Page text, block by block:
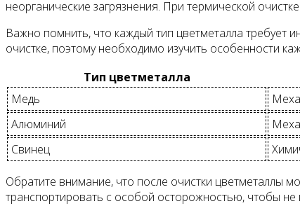
неорганические загрязнения. При термической
Важно помнить, что каждый тип цветметалла требует
очистке, поэтому необходимо изучить особенности
Тип цветметалла
Медь
Алюминий
Свинец
Обратите внимание, что после очистки цветметаллы
транспортировать с особой осторожностью, чтобы не